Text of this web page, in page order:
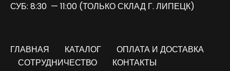
СУБ: 8:30 — 11:00 (ТОЛЬКО СКЛАД Г. ЛИПЕЦК)
ГЛАВНАЯ КАТАЛОГ
ОПЛАТА И ДОСТАВКА
СОТРУДНИЧЕСТВО
КОНТАКТЫ